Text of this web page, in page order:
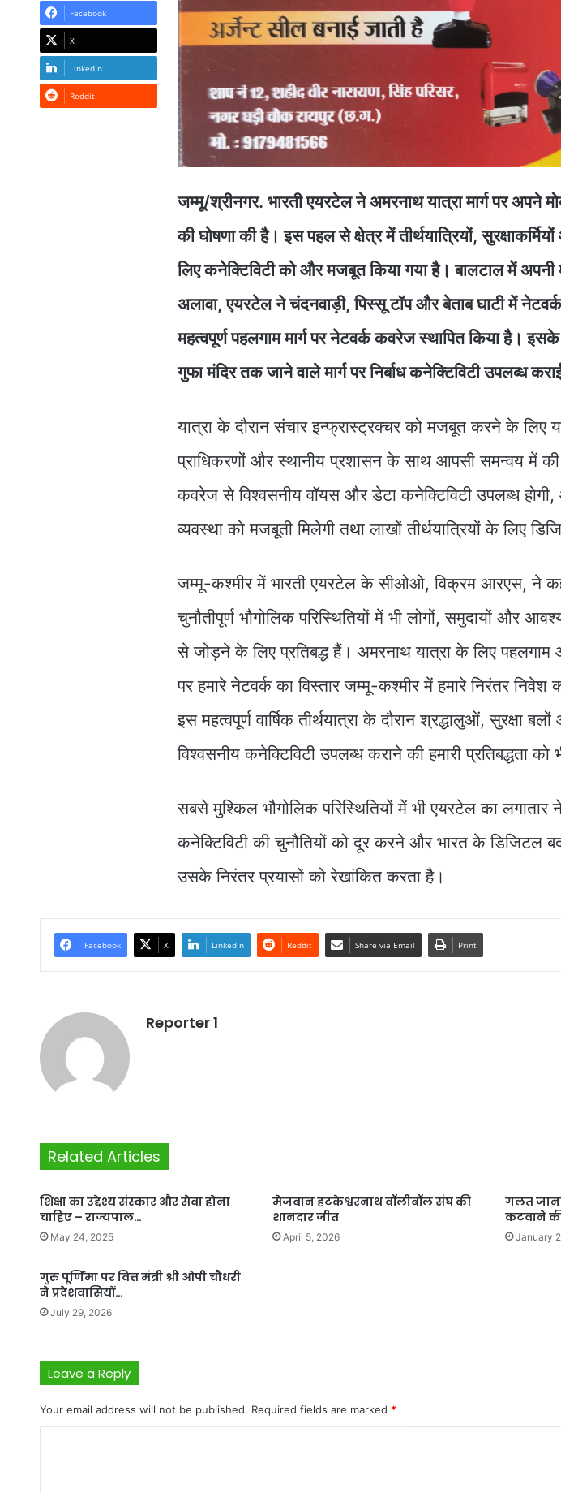
जम्मू/श्रीनगर. भारती एयरटेल ने अमरनाथ यात्रा मार्ग पर अपने
की घोषणा की है। इस पहल से क्षेत्र में तीर्थयात्रियों,
लिए कनेक्टिविटी को और मजबूत किया गया है। बालटाल में अपनी
अलावा, एयरटेल ने चंदनवाड़ी, पिस्सू टॉप और बेताब घाटी में
महत्वपूर्ण पहलगाम मार्ग पर नेटवर्क कवरेज स्थापित किया है।
गुफा मंदिर तक जाने वाले मार्ग पर निर्बाध कनेक्टिविटी उपलब्ध
यात्रा के दौरान संचार इन्फ्रास्ट्रक्चर को मजबूत करने के लिए
प्राधिकरणों और स्थानीय प्रशासन के साथ आपसी समन्वय में की
कवरेज से विश्वसनीय वॉयस और डेटा कनेक्टिविटी उपलब्ध
व्यवस्था को मजबूती मिलेगी तथा लाखों तीर्थयात्रियों के लिए
जम्मू-कश्मीर में भारती एयरटेल के सीओओ, विक्रम आरएस, ने
चुनौतीपूर्ण भौगोलिक परिस्थितियों में भी लोगों, समुदायों और
से जोड़ने के लिए प्रतिबद्ध हैं। अमरनाथ यात्रा के लिए पहलगाम
पर हमारे नेटवर्क का विस्तार जम्मू-कश्मीर में हमारे निरंतर निवेश
इस महत्वपूर्ण वार्षिक तीर्थयात्रा के दौरान श्रद्धालुओं, सुरक्षा
विश्वसनीय कनेक्टिविटी उपलब्ध कराने की हमारी प्रतिबद्धता को
सबसे मुश्किल भौगोलिक परिस्थितियों में भी एयरटेल का लगातार
कनेक्टिविटी की चुनौतियों को दूर करने और भारत के डिजिटल
उसके निरंतर प्रयासों को रेखांकित करता है।
Facebook
X
LinkedIn
Reddit
Facebook X LinkedIn Reddit Share via Email Print
Reporter 1
Related Articles
शिक्षा का उद्देश्य संस्कार और सेवा होना
चाहिए – राज्यपाल…
May 24, 2025
मेजबान हटकेश्वरनाथ वॉलीबॉल संघ की
शानदार जीत
April 5, 2026
गलत
कटवाने
January
गुरु पूर्णिमा पर वित्त मंत्री श्री ओपी चौधरी
ने प्रदेशवासियों…
July 29, 2026
Leave a Reply
Your email address will not be published. Required fields are marked *